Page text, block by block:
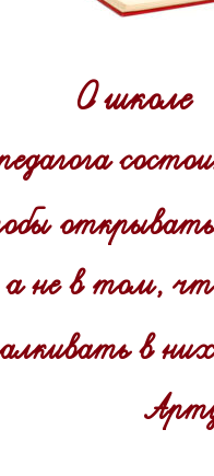
О школе
а не в том,
в